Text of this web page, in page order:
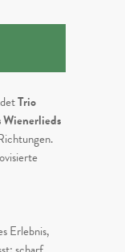
Trio
Wienerlieds
Erlebnis,